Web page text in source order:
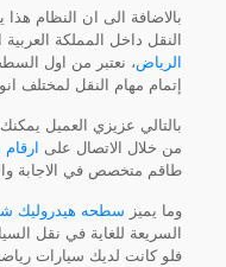
بالاضافة الى ان النظام
النقل داخل المملكة
الرياض، نعتبر من اول
إتمام مهام النقل لمختلف
بالتالي عزيزي العميل
من خلال الاتصال على
طاقم متخصص في الاجابة
وما يميز سطحه هيدروليك
السريعة للغاية في نقل
فلو كانت لديك سيارات